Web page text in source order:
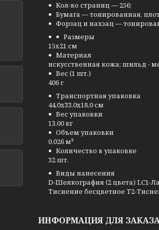
Кол-во страниц — 256;
Бумага — тонированная,
Форзац и нахзац —
Размеры
15х21 см
Материал
искусственная кожа; шильд -
Вес (1 шт.)
406 г
Транспортная упаковка
44,0x33,0x18,0 см
Вес упаковки
13,00 кг
Объем упаковки
0,026 м³
Количество в упаковке
32 шт.
Виды нанесения
D-Шелкография (2 цвета) LC1-
Тиснение бесцветное T2-
ИНФОРМАЦИЯ ДЛЯ